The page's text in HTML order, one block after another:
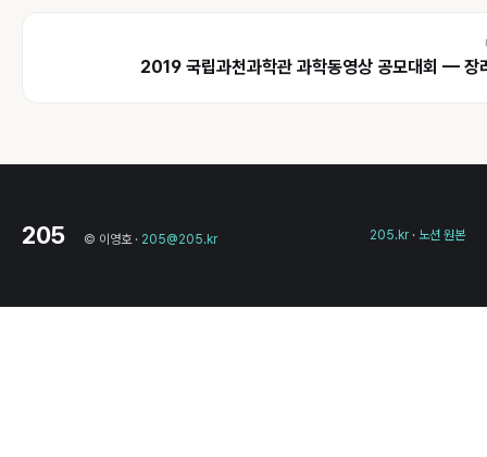
2019 국립과천과학관 과학동영상 공모대회 — 장
205 © 이영호 · 205@205.kr 205.kr · 노션 원본